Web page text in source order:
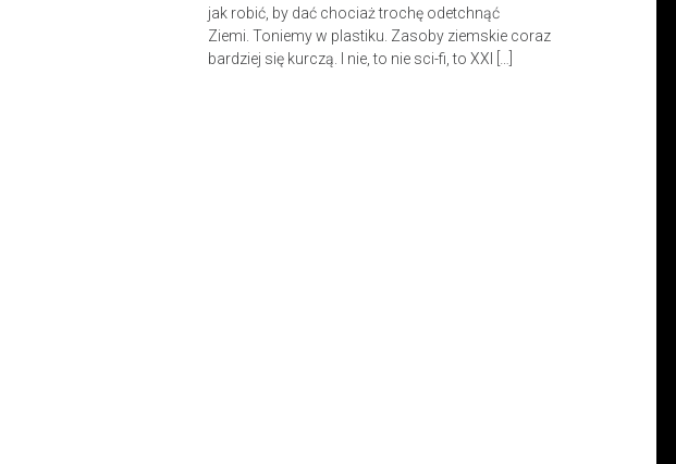
jak robić, by dać chociaż trochę odetchnąć
Ziemi. Toniemy w plastiku. Zasoby ziemskie coraz
bardziej się kurczą. I nie, to nie sci-fi, to XXI […]